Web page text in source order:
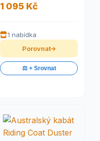
1 095 Kč
1 nabídka
Porovnat
⚖️ + Srovnat